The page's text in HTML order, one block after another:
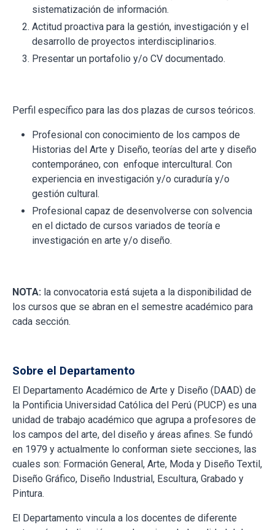
sistematización de información.
Actitud proactiva para la gestión, investigación y el
desarrollo de proyectos interdisciplinarios.
Presentar un portafolio y/o CV documentado.
Perfil específico para las dos plazas de cursos teóricos.
Profesional con conocimiento de los campos de
Historias del Arte y Diseño, teorías del arte y diseño
contemporáneo, con enfoque intercultural. Con
experiencia en investigación y/o curaduría y/o
gestión cultural.
Profesional capaz de desenvolverse con solvencia
en el dictado de cursos variados de teoría e
investigación en arte y/o diseño.
NOTA: la convocatoria está sujeta a la disponibilidad de
los cursos que se abran en el semestre académico para
cada sección.
Sobre el Departamento
El Departamento Académico de Arte y Diseño (DAAD) de
la Pontificia Universidad Católica del Perú (PUCP) es una
unidad de trabajo académico que agrupa a profesores de
los campos del arte, del diseño y áreas afines. Se fundó
en 1979 y actualmente lo conforman siete secciones, las
cuales son: Formación General, Arte, Moda y Diseño Textil,
Diseño Gráfico, Diseño Industrial, Escultura, Grabado y
Pintura.
El Departamento vincula a los docentes de diferente